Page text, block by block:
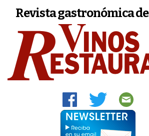
Revista gastronómica